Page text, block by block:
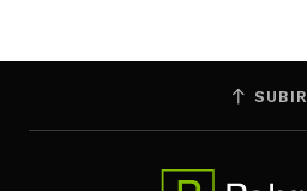
SUBIR